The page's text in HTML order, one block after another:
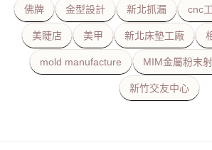
佛牌 金型設計 新北抓漏 cnc
美睫店 美甲 新北床墊工廠
mold manufacture MIM金屬粉末
新竹交友中心